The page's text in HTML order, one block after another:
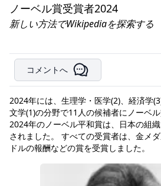
ノーベル賞受賞者2024
新しい方法でWikipediaを探索する
コメントへ
2024年には、生理学・医学(2)、経済学
文学(1)の分野で11人の候補者にノーベル
2024年のノーベル平和賞は、日本の組
されました。 すべての受賞者は、金メ
ドルの報酬などの賞を受賞しました。